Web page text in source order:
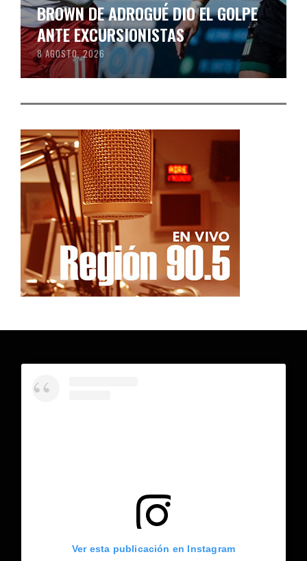
BROWN DE ADROGUÉ DIO EL GOLPE
ANTE EXCURSIONISTAS
8 AGOSTO, 2026
Ver esta publicación en Instagram